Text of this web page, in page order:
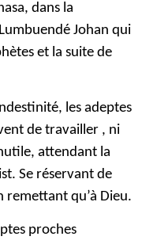
dans la
Johan qui
et la suite de
les adeptes
de travailler , ni
attendant la
Se réservant de
remettant qu’à Dieu.
proches